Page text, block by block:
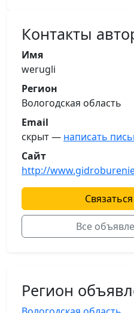
Контакты
Имя
werugli
Регион
Вологодская область
Email
скрыт — написать
Сайт
http://
Все
Регион